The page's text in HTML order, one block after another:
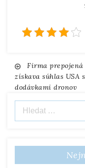
Navigace
pro
příspěvek
Firma prepojená
získava súhlas USA s
dodávkami dronov